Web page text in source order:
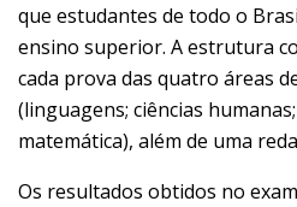
que estudantes de todo o
ensino superior. A estrutura
cada prova das quatro áreas
(linguagens; ciências
matemática), além de uma
Os resultados obtidos no